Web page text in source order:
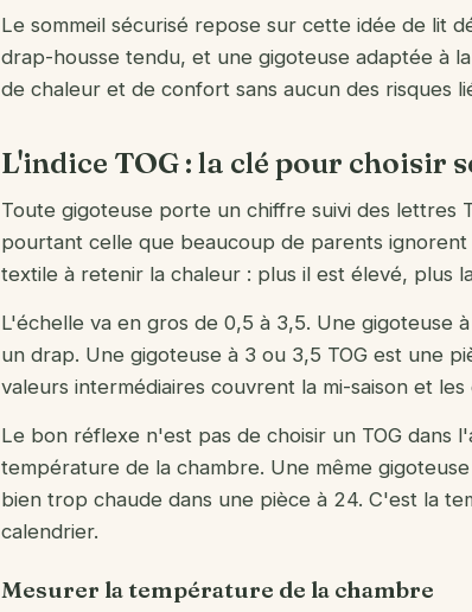
Le sommeil sécurisé repose sur cette idée de lit
drap-housse tendu, et une gigoteuse adaptée à
de chaleur et de confort sans aucun des risques
L'indice TOG : la clé pour choisir
Toute gigoteuse porte un chiffre suivi des lettres
pourtant celle que beaucoup de parents
textile à retenir la chaleur : plus il est élevé, plus
L'échelle va en gros de 0,5 à 3,5. Une gigoteuse
un drap. Une gigoteuse à 3 ou 3,5 TOG est une
valeurs intermédiaires couvrent la mi-saison et
Le bon réflexe n'est pas de choisir un TOG dans
température de la chambre. Une même
bien trop chaude dans une pièce à 24. C'est la
calendrier.
Mesurer la température de la chambre